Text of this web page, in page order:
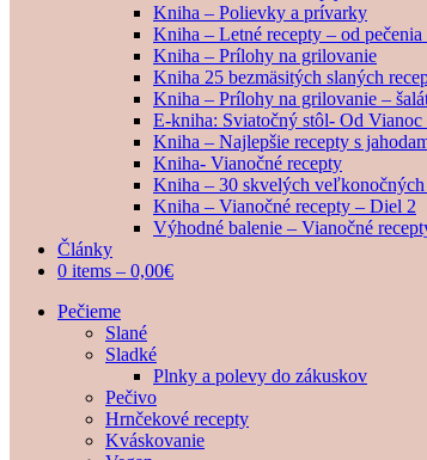
Kniha – Polievky a prívarky
Kniha – Letné recepty – od pečenia
Kniha – Prílohy na grilovanie
Kniha 25 bezmäsitých slaných
Kniha – Prílohy na grilovanie –
E-kniha: Sviatočný stôl- Od
Kniha – Najlepšie recepty s
Kniha- Vianočné recepty
Kniha – 30 skvelých veľkonočných
Kniha – Vianočné recepty – Diel 2
Výhodné balenie – Vianočné
Články
0 items – 0,00€
Pečieme
Slané
Sladké
Plnky a polevy do zákuskov
Pečivo
Hrnčekové recepty
Kváskovanie